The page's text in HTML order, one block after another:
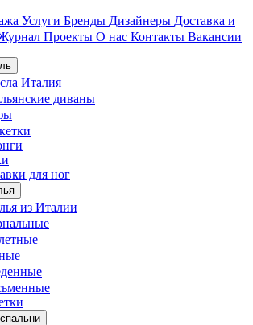
Услуги Бренды Дизайнеры Доставка и
Проекты О нас Контакты Вакансии
Италия
диваны
для ног
из Италии